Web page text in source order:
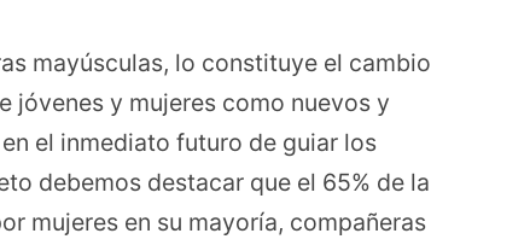
mayúsculas, lo constituye el cambio
jóvenes y mujeres como nuevos y
el inmediato futuro de guiar los
debemos destacar que el 65% de la
mujeres en su mayoría, compañeras